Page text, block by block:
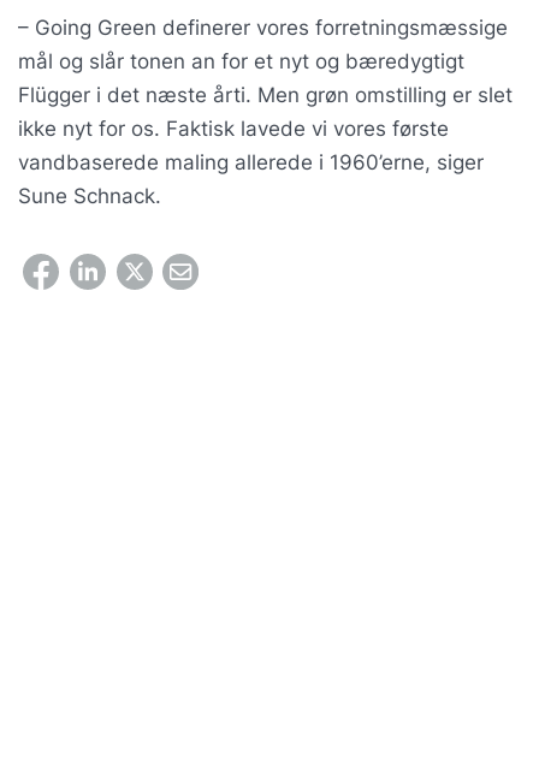
– Going Green definerer vores forretningsmæssige
mål og slår tonen an for et nyt og bæredygtigt
Flügger i det næste årti. Men grøn omstilling er slet
ikke nyt for os. Faktisk lavede vi vores første
vandbaserede maling allerede i 1960’erne, siger
Sune Schnack.